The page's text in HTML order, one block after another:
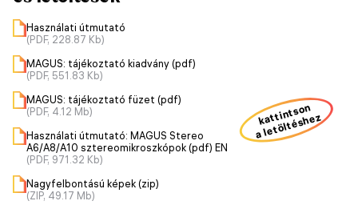
Használati útmutató
(PDF, 228.87 Kb)
MAGUS: tájékoztató kiadvány (pdf)
(PDF, 551.83 Kb)
MAGUS: tájékoztató füzet (pdf)
(PDF, 4.12 Mb)
Használati útmutató: MAGUS Stereo
A6/A8/A10 sztereomikroszkópok (pdf) EN
(PDF, 971.32 Kb)
Nagyfelbontású képek (zip)
(ZIP, 49.17 Mb)
kattintson
a letöltéshez